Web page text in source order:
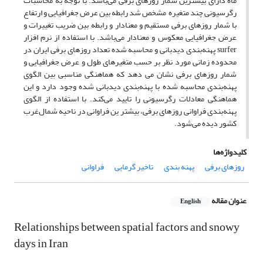
رگرسیونی چند متغیره مشخص شد رابطه بین عرض جغرافیایی و ارتفاع
با شمار روزهای برفی مستقیم و معنادار و رابطه بین ضریب تغییرات و
عرض جغرافیایی معکوس و معنادار می‌باشد. با استفاده از نرم افزار
surfer پهنه‌بندی دیدبانی و محاسبه شده تعداد روزهای برفی ایران در
محدوده زمانی مورد نظر بر حسب متغیرهای طول و عرض جغرافیایی و
شمار روزهای برفی نشان می دهد که هماهنگی مناسبی بین الگوی
پهنه‌بندی محاسبه شده با پهنه‌بندی دیدبانی شده وجود دارد و این
هماهنگی معادلات رگرسیونی را تایید می‌کند. با استفاده از الگوی
پهنه‌بندی فراوانی روزهای برفی، بیشتر ین فراوانی در ناحیه شمال‌غرب
کشور دیده می‌شود.
کلیدواژه‌ها
روزهای برفی
پهنه بندی تاخیر گرمایی فراوانی
عنوان مقاله English
Relationships between spatial factors and snowy
days in Iran